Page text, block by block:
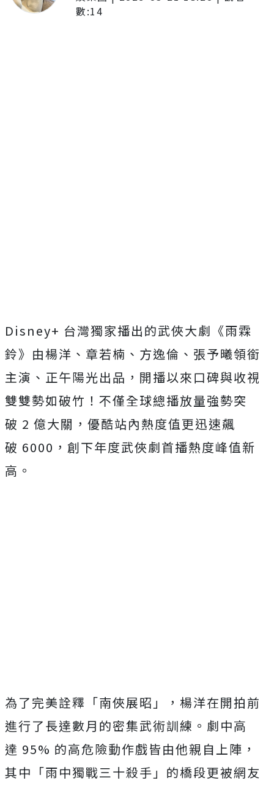
數:14
Disney+ 台灣獨家播出的武俠大劇《雨霖
鈴》由楊洋、章若楠、方逸倫、 張予曦領銜
主演、正午陽光出品， 開播以來口碑與收視
雙雙勢如破竹！不僅全球總播放量強勢突
破 2 億大關，優酷站內熱度值更迅速飆
破 6000 ，創下年度武俠劇首播熱度峰值新
高。
為了完美詮釋「南俠展昭」， 楊洋在開拍前
進行了長達數月的密集武術訓練。劇中高
達 95% 的高危險動作戲皆由他親自上陣，
其中「雨中獨戰三十殺手」 的橋段更被網友